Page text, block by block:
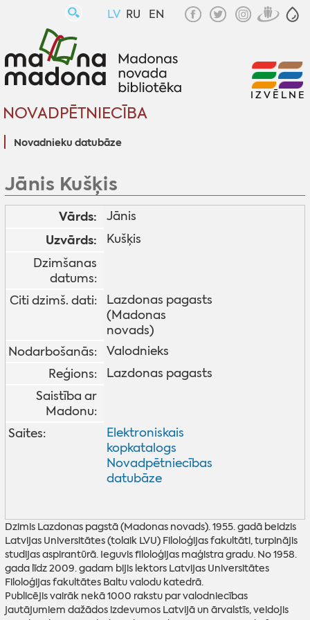
LV RU EN
NOVADPĒTNIECĪBA
Novadnieku datubāze
IZVĒLNE
Jānis Kušķis
Vārds: Jānis
Uzvārds:
Kušķis
Dzimšanas
datums:
Citi dzimš. dati:
Lazdonas pagasts
(Madonas
novads)
Nodarbošanās:
Valodnieks
Reģions:
Lazdonas pagasts
Saistība ar
Madonu:
Saites:
Elektroniskais
kopkatalogs
Novadpētniecības
datubāze
Dzimis Lazdonas pagstā (Madonas novads). 1955. gadā beidzis
Latvijas Universitātes (tolaik LVU) Filoloģijas fakultāti, turpinājis
studijas aspirantūrā. Ieguvis filoloģijas maģistra gradu. No 1958.
gada līdz 2009. gadam bijis lektors Latvijas Universitātes
Filoloģijas fakultātes Baltu valodu katedrā.
Publicējis vairāk nekā 1000 rakstu par valodniecības
jautājumiem dažādos izdevumos Latvijā un ārvalstīs, veidojis